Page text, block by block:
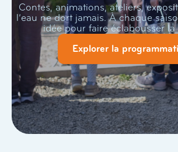
Contes, animations, ateliers,
l’eau ne dort jamais. À chaque
idée pour faire éclabousser
Explorer la